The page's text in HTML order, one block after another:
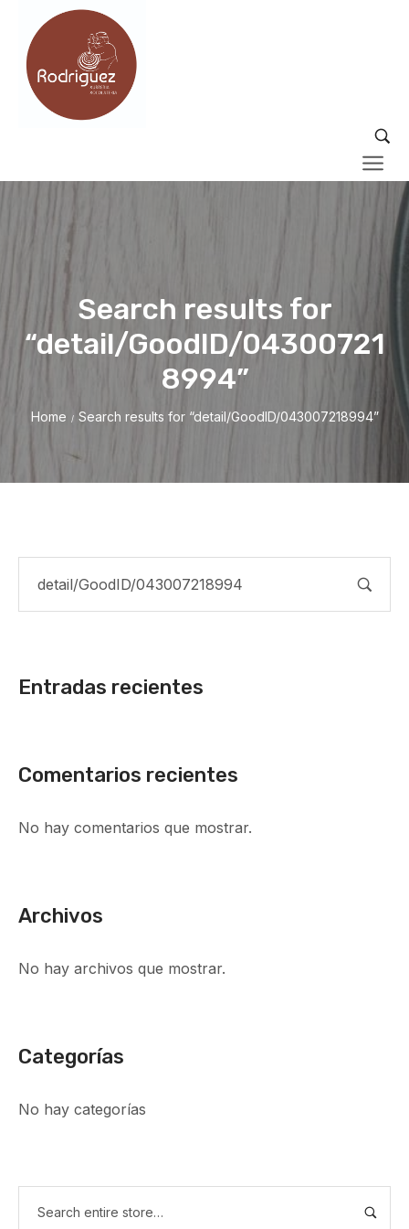
Search results for
“detail/GoodID/04300721
8994”
Home / Search results for “detail/GoodID/043007218994”
Entradas recientes
Comentarios recientes
No hay comentarios que mostrar.
Archivos
No hay archivos que mostrar.
Categorías
No hay categorías